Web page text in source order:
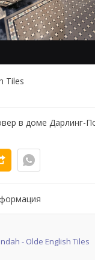
Tiles
в доме Дарлинг-
- Olde English Tiles